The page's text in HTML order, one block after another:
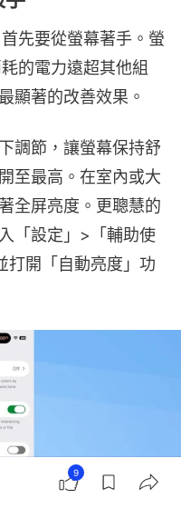
先要從螢幕著手。螢
的電力遠超其他組
顯著的改善效果。
調節，讓螢幕保持舒
至最高。在室內或大
全屏亮度。更聰慧的
「設定」>「輔助使
打開「自動亮度」功
9